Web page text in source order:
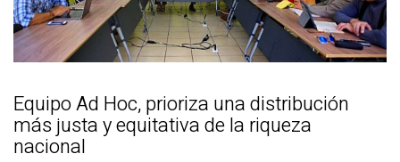
Equipo Ad Hoc, prioriza una distribución
más justa y equitativa de la riqueza
nacional